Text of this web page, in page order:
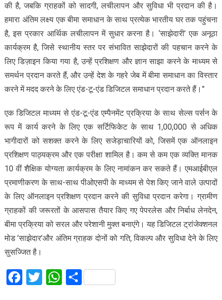
की है, जबकि ग्राहकों को सादगी, लचीलापन और सुविधा भी प्रदान की है।
हमारा अंतिम लक्ष्य एक बीमा समाधान के साथ प्रत्येक भारतीय घर तक पहुंचना
है, इस प्रकार आर्थिक लचीलापन में सुधार करना है। ‘साझेदारी’ एक अनूठा
कार्यक्रम है, जिसे स्थानीय स्तर पर संभावित साझेदारों की पहचान करने के
लिए डिज़ाइन किया गया है, उन्हें प्रशिक्षण और ज्ञान साझा करने के माध्यम से
समर्थन प्रदान करते हैं, और उन्हें देश के गहरे जेब में बीमा समाधान का विस्तार
करने में मदद करने के लिए एंड-टू-एंड डिजिटल समाधान प्रदान करते हैं।”
एक डिजिटल माध्यम से एंड-टू-एंड एम्पैनमेंट प्रक्रिया के साथ सेल्स पर्सन के
रूप में कार्य करने के लिए एक सर्टिफिकेट के साथ 1,00,000 से अधिक
भागीदारों को सशक्त करने के लिए सजेड़ाचारियों को, जिसमें एक ऑनलाइन
प्रशिक्षण पाठ्यक्रम और एक परीक्षा शामिल है। कम से कम एक व्यक्ति मानक
10 वीं शैक्षिक योग्यता कार्यक्रम के लिए नामांकन कर सकते हैं। एमआईबीएल
प्रमाणीकरण के साथ-साथ पीओएसपी के माध्यम से पेश किए जाने वाले उत्पादों
के लिए ऑनलाइन प्रशिक्षण प्रदान करने की सुविधा प्रदान करेगा। ग्रामीण
ग्राहकों की जरूरतों के आसपास तैयार किए गए पेपरलेस और निर्बाध लेनदेन,
बीमा प्रक्रिया को सरल और परेशानी मुक्त बनाएंगे। यह डिजिटल ट्रांजेक्शनल
मोड ’साझेदार’और अंतिम ग्राहक दोनों को गति, विकल्प और सुविधा देने के लिए
सुसज्जित है।
Facebook
Twitter
WhatsApp
Share